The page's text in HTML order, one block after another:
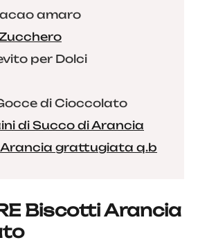
amaro
per Dolci
di Cioccolato
di Succo di Arancia
Arancia grattugiata q.b
Biscotti Arancia